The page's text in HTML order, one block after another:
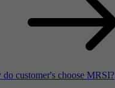
do customer's choose MRSI?